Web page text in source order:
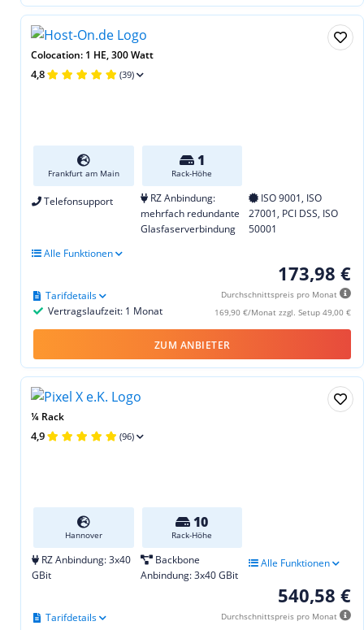
Colocation: 1 HE, 300 Watt
4,8 (39)
Frankfurt am Main
1
Rack-Höhe
Telefonsupport
RZ Anbindung:
mehrfach redundante
Glasfaserverbindung
ISO 9001, ISO
27001, PCI DSS, ISO
50001
Alle Funktionen
173,98 €
Durchschnittspreis pro Monat
169,90 €/Monat zzgl. Setup 49,00 €
Vertragslaufzeit: 1 Monat
Tarifdetails
ZUM ANBIETER
¼ Rack
4,9 (96)
Hannover
10
Rack-Höhe
RZ Anbindung: 3x40
GBit
Backbone
Anbindung: 3x40 GBit
Alle Funktionen
540,58 €
Durchschnittspreis pro Monat
Tarifdetails